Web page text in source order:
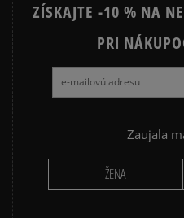
Ako zhromažďujeme
ZÍSKAJTE -10 % NA
PRI
Zaujala
ŽENA